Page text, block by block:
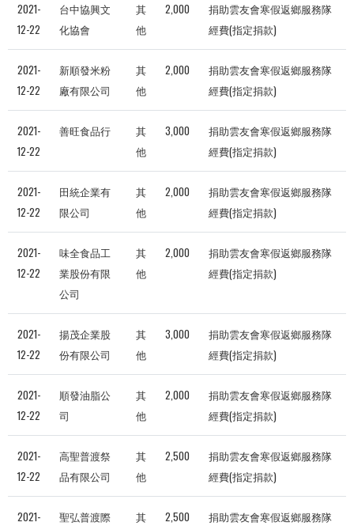
2021-
12-22
台中協興文
化協會
其
他
2,000
捐助雲友會寒假返鄉服務隊
經費(指定捐款)
2021-
12-22
新順發米粉
廠有限公司
其
他
2,000
捐助雲友會寒假返鄉服務隊
經費(指定捐款)
2021-
12-22
善旺食品行
其
他
3,000
捐助雲友會寒假返鄉服務隊
經費(指定捐款)
2021-
12-22
田統企業有
限公司
其
他
2,000
捐助雲友會寒假返鄉服務隊
經費(指定捐款)
2021-
12-22
味全食品工
業股份有限
公司
其
他
2,000
捐助雲友會寒假返鄉服務隊
經費(指定捐款)
2021-
12-22
揚茂企業股
份有限公司
其
他
3,000
捐助雲友會寒假返鄉服務隊
經費(指定捐款)
2021-
12-22
順發油脂公
司
其
他
2,000
捐助雲友會寒假返鄉服務隊
經費(指定捐款)
2021-
12-22
高聖普渡祭
品有限公司
其
他
2,500
捐助雲友會寒假返鄉服務隊
經費(指定捐款)
2021-
聖弘普渡際
其
2,500
捐助雲友會寒假返鄉服務隊